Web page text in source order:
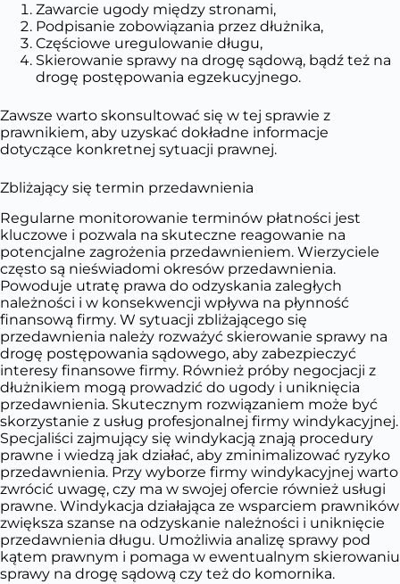
Zawarcie ugody między stronami,
Podpisanie zobowiązania przez dłużnika,
Częściowe uregulowanie długu,
Skierowanie sprawy na drogę sądową, bądź też na
drogę postępowania egzekucyjnego.
Zawsze warto skonsultować się w tej sprawie z
prawnikiem, aby uzyskać dokładne informacje
dotyczące konkretnej sytuacji prawnej.
Zbliżający się termin przedawnienia
Regularne monitorowanie terminów płatności jest
kluczowe i pozwala na skuteczne reagowanie na
potencjalne zagrożenia przedawnieniem. Wierzyciele
często są nieświadomi okresów przedawnienia.
Powoduje utratę prawa do odzyskania zaległych
należności i w konsekwencji wpływa na płynność
finansową firmy. W sytuacji zbliżającego się
przedawnienia należy rozważyć skierowanie sprawy na
drogę postępowania sądowego, aby zabezpieczyć
interesy finansowe firmy. Również próby negocjacji z
dłużnikiem mogą prowadzić do ugody i uniknięcia
przedawnienia. Skutecznym rozwiązaniem może być
skorzystanie z usług profesjonalnej firmy windykacyjnej.
Specjaliści zajmujący się windykacją znają procedury
prawne i wiedzą jak działać, aby zminimalizować ryzyko
przedawnienia. Przy wyborze firmy windykacyjnej warto
zwrócić uwagę, czy ma w swojej ofercie również usługi
prawne. Windykacja działająca ze wsparciem prawników
zwiększa szanse na odzyskanie należności i uniknięcie
przedawnienia długu. Umożliwia analizę sprawy pod
kątem prawnym i pomaga w ewentualnym skierowaniu
sprawy na drogę sądową czy też do komornika.